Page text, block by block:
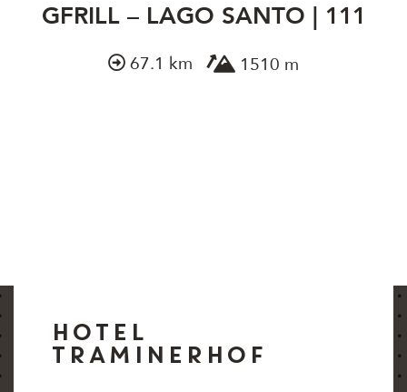
GFRILL – LAGO SANTO | 111
67.1 km 1510 m
HOTEL
TRAMINERHOF